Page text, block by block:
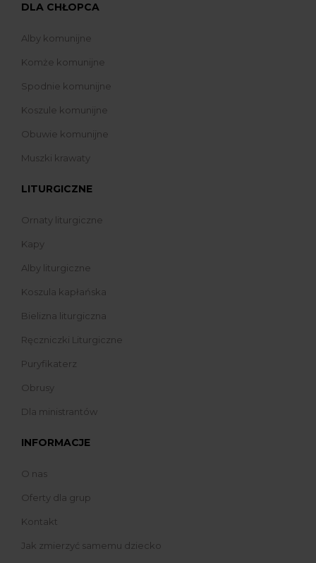
DLA CHŁOPCA
Alby komunijne
Komże komunijne
Spodnie komunijne
Koszule komunijne
Obuwie komunijne
Muszki krawaty
LITURGICZNE
Ornaty liturgiczne
Kapy
Alby liturgiczne
Koszula kapłańska
Bielizna liturgiczna
Ręczniczki Liturgiczne
Puryfikaterz
Obrusy
Dla ministrantów
INFORMACJE
O nas
Oferty dla grup
Kontakt
Jak zmierzyć samemu dziecko